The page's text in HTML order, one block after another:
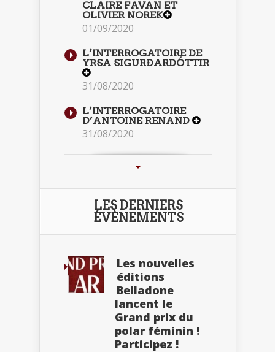
CLAIRE FAVAN ET
OLIVIER NOREK
01/09/2020
L’INTERROGATOIRE DE
YRSA SIGURÐARDÓTTIR
31/08/2020
L’INTERROGATOIRE
D’ANTOINE RENAND
31/08/2020
LES DERNIERS
ÉVÈNEMENTS
Les nouvelles
éditions
Belladone
lancent le
Grand prix du
polar féminin !
Participez !